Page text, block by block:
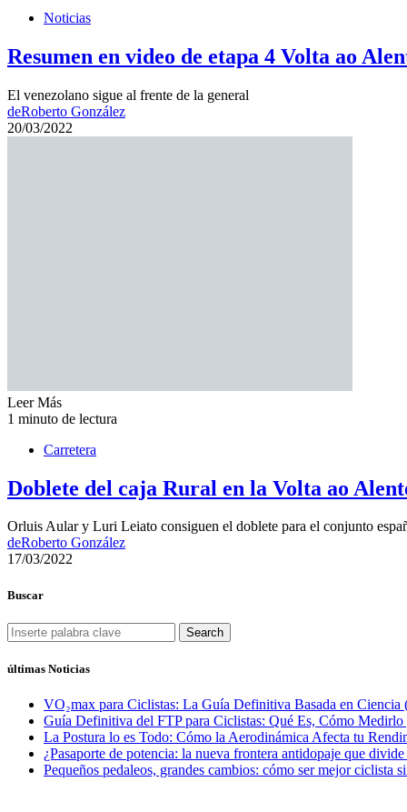
Noticias
Resumen en video de etapa 4 Volta ao
El venezolano sigue al frente de la general
deRoberto González
20/03/2022
Leer Más
1 minuto de lectura
Carretera
Doblete del caja Rural en la Volta ao
Orluis Aular y Luri Leiato consiguen el doblete para el conjunto
deRoberto González
17/03/2022
Buscar
Search
últimas Noticias
VO₂max para Ciclistas: La Guía Definitiva Basada en Ciencia
Guía Definitiva del FTP para Ciclistas: Qué Es, Cómo
La Postura lo es Todo: Cómo la Aerodinámica Afecta tu
¿Pasaporte de potencia: la nueva frontera antidopaje que
Pequeños pedaleos, grandes cambios: cómo ser mejor ciclista